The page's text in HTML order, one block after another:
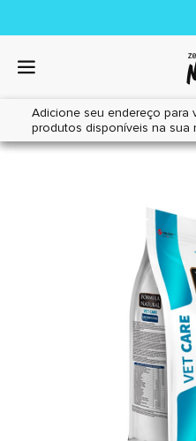
Adicione seu endereço para
produtos disponíveis na sua
Home|Cães|Alimentos